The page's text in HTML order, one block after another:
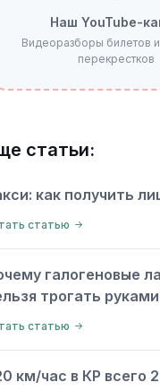
Наш YouTube-
Видеоразборы билетов
перекрестков
статьи:
как получить
статью
галогеновые
трогать
статью
км/час в КР всего